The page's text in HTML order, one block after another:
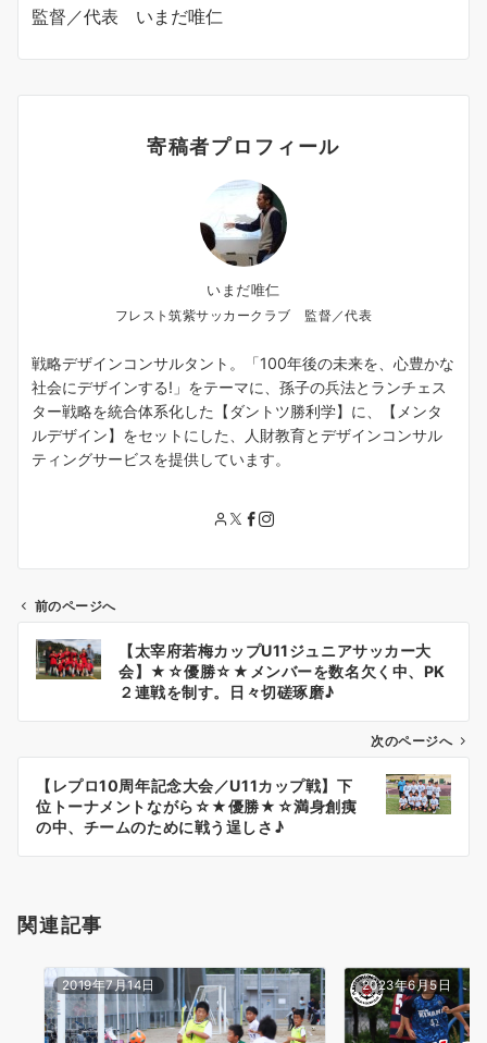
監督／代表 いまだ唯仁
寄稿者プロフィール
いまだ唯仁
フレスト筑紫サッカークラブ 監督／代表
戦略デザインコンサルタント。「100年後の未来を、心豊かな
社会にデザインする!」をテーマに、孫子の兵法とランチェス
ター戦略を統合体系化した【ダントツ勝利学】に、【メンタ
ルデザイン】をセットにした、人財教育とデザインコンサル
ティングサービスを提供しています。
ン
前のページへ
【太宰府若梅カップU11ジュニアサッカー大
会】★☆優勝☆★メンバーを数名欠く中、PK
２連戦を制す。日々切磋琢磨♪
次のページへ
【レプロ10周年記念大会／U11カップ戦】下
位トーナメントながら☆★優勝★☆満身創痍
の中、チームのために戦う逞しさ♪
関連記事
2019年7月14日 2023年6月5日